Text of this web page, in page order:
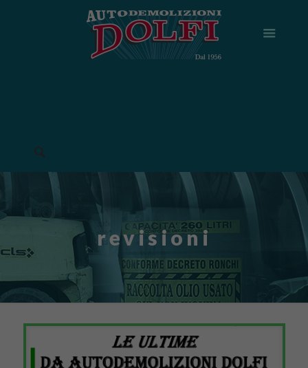
revisioni